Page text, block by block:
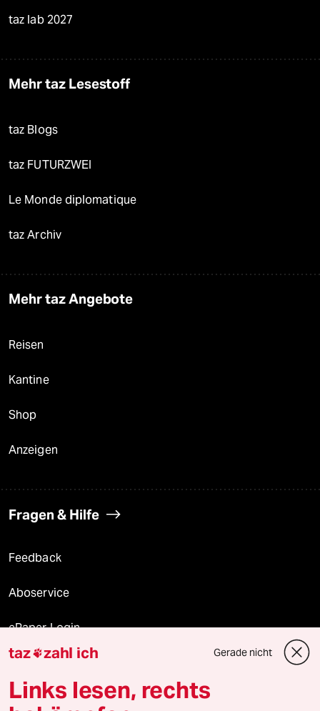
taz lab 2027
Mehr taz Lesestoff
taz Blogs
taz FUTURZWEI
Le Monde diplomatique
taz Archiv
Mehr taz Angebote
Reisen
Kantine
Shop
Anzeigen
Fragen & Hilfe
Feedback
Aboservice
ePaper Login
Downloads für Abonnierende
taz zahl ich Gerade nicht
Links lesen, rechts